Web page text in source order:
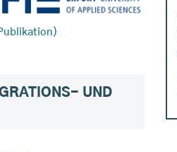
UND